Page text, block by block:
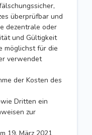
überprüfbar und
dezentrale oder
und Gültigkeit
möglichst für die
verwendet
der Kosten des
Dritten ein
zur